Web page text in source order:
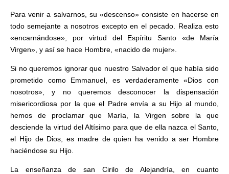
Para venir a salvarnos, su «descenso» consiste en hacerse en
todo semejante a nosotros excepto en el pecado. Realiza esto
«encarnándose», por virtud del Espíritu Santo «de María
Virgen», y así se hace Hombre, «nacido de mujer».
Si no queremos ignorar que nuestro Salvador el que había sido
prometido como Emmanuel, es verdaderamente «Dios con
nosotros», y no queremos desconocer la dispensación
misericordiosa por la que el Padre envía a su Hijo al mundo,
hemos de proclamar que María, la Virgen sobre la que
desciende la virtud del Altísimo para que de ella nazca el Santo,
el Hijo de Dios, es madre de quien ha venido a ser Hombre
haciéndose su Hijo.
La enseñanza de san Cirilo de Alejandría, en cuanto